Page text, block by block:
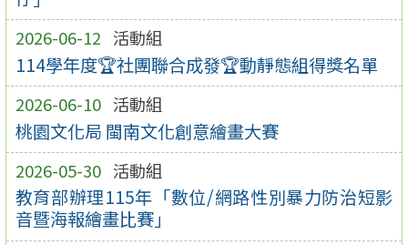
2026-06-12 活動組
114學年度🏆社團聯合成發🏆動靜態組得獎名單
2026-06-10 活動組
桃園文化局 閩南文化創意繪畫大賽
2026-05-30 活動組
教育部辦理115年「數位/網路性別暴力防治短影
音暨海報繪畫比賽」